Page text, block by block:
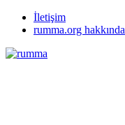
İletişim
rumma.org hakkında